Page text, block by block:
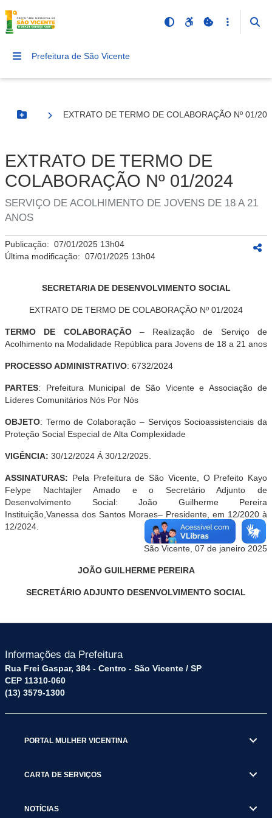
Prefeitura de São Vicente
Botão Menu
EXTRATO DE TERMO DE COLABORAÇÃO Nº 01/
EXTRATO DE TERMO DE
COLABORAÇÃO Nº 01/2024
SERVIÇO DE ACOLHIMENTO DE JOVENS DE 18 A 21
ANOS
Publicação: 07/01/2025 13h04
Última modificação: 07/01/2025 13h04
SECRETARIA DE DESENVOLVIMENTO SOCIAL
EXTRATO DE TERMO DE COLABORAÇÃO Nº 01/2024
TERMO DE COLABORAÇÃO– Realização de Serviço de
Acolhimento na Modalidade República para Jovens de 18 a 21 anos
PROCESSO ADMINISTRATIVO: 6732/2024
PARTES: Prefeitura Municipal de São Vicente e Associação de
Líderes Comunitários Nós Por Nós
OBJETO: Termo de Colaboração – Serviços Socioassistenciais da
Proteção Social Especial de Alta Complexidade
VIGÊNCIA: 30/12/2024 Á 30/12/2025.
ASSINATURAS: Pela Prefeitura de São Vicente, O Prefeito Kayo
Felype Nachtajler Amado e o Secretário Adjunto de
Desenvolvimento Social: João Guilherme Pereira
Instituição,Vanessa dos Santos Moraes– Presidente, em 12/2020 à
12/2024.
São Vicente, 07 de janeiro 2025
JOÃO GUILHERME PEREIRA
SECRETÁRIOADJUNTO DESENVOLVIMENTO SOCIAL
Informações da Prefeitura
Rua Frei Gaspar, 384 - Centro - São Vicente / SP
CEP 11310-060
(13) 3579-1300
PORTAL MULHER VICENTINA
CARTA DE SERVIÇOS
NOTÍCIAS